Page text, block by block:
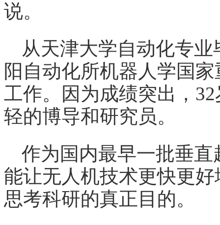
说。
从天津大学自动化专
阳自动化所机器人学国
工作。因为成绩突出，
轻的博导和研究员。
作为国内最早一批垂
能让无人机技术更快更
思考科研的真正目的。